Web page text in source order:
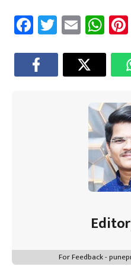
Fa
ce
b
o
T
wi
tt
er
E
m
ail
W
h
at
sA
p
p
For Feedback -